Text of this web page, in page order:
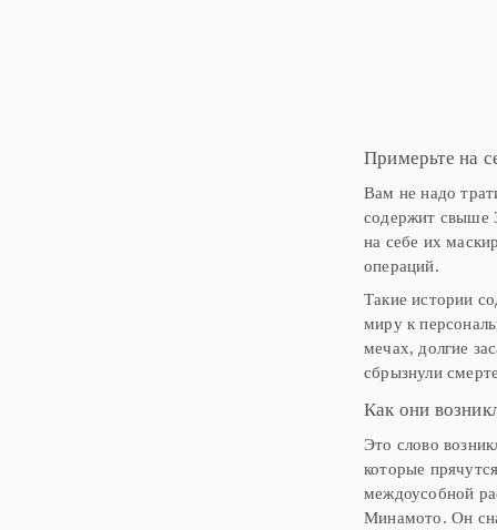
Примерьте на
Вам не надо
содержит свыше
на себе их
операций.
Такие истории
миру к
мечах, долгие
сбрызнули
Как они
Это слово
которые
междоусобной
Минамото. Он